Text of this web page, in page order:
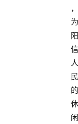
，
为
阳
信
人
民
的
休
闲